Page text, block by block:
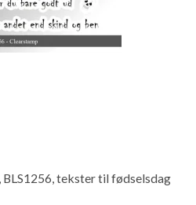
tekster til fødselsdag